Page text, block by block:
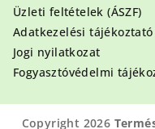
Üzleti feltételek (ÁSZF)
Adatkezelési tájékoztató
Jogi nyilatkozat
Fogyasztóvédelmi
Copyright 2026